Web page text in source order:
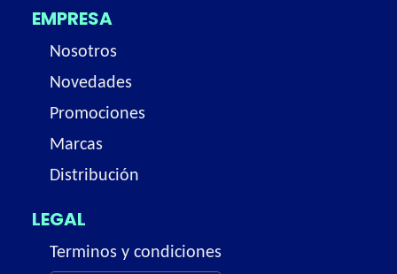
EMPRESA
Nosotros
Novedades
Promociones
Marcas
Distribución
LEGAL
Terminos y condiciones